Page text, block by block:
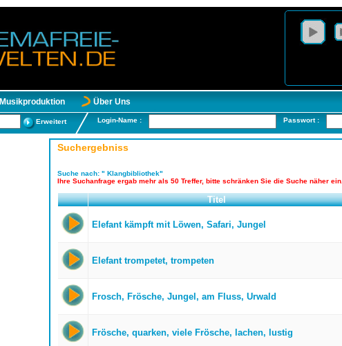
Musikproduktion Über Uns
Erweitert Login-Name : Passwort :
Suchergebniss
Suche nach: " Klangbibliothek"
Ihre Suchanfrage ergab mehr als 50 Treffer, bitte schränken Sie die Suche näher ein.
Titel
Elefant kämpft mit Löwen, Safari, Jungel
Elefant trompetet, trompeten
Frosch, Frösche, Jungel, am Fluss, Urwald
Frösche, quarken, viele Frösche, lachen, lustig